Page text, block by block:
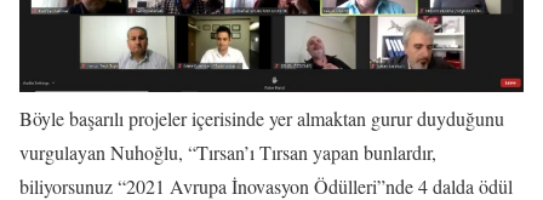
Böyle başarılı projeler içerisinde yer almaktan gurur duyduğunu
vurgulayan Nuhoğlu, “Tırsan’ı Tırsan yapan bunlardır,
biliyorsunuz “2021 Avrupa İnovasyon Ödülleri”nde 4 dalda ödül